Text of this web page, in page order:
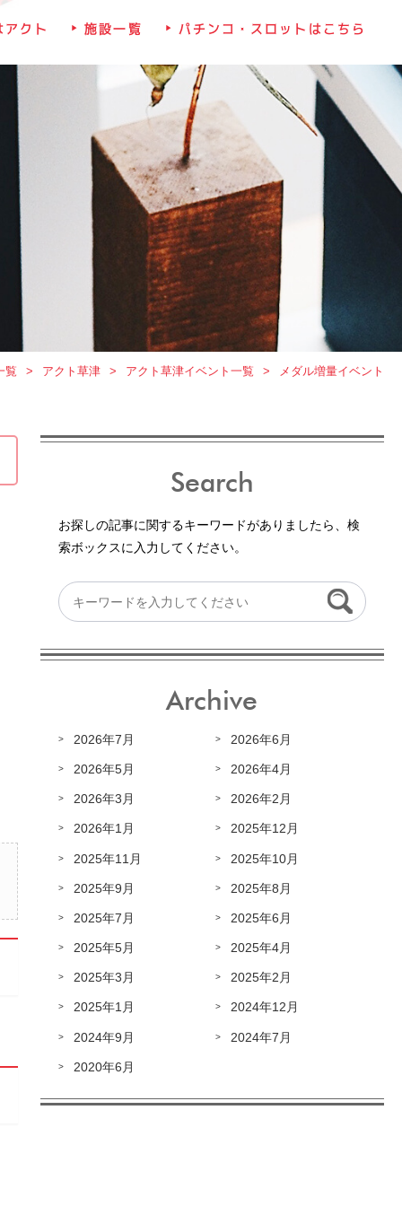
アクト 施設一覧 パチンコ・スロットはこちら
覧 アクト草津 アクト草津イベント一覧 メダル増量イベント
Search
お探しの記事に関するキーワードがありましたら、検
索ボックスに入力してください。
Archive
2026年7月 2026年6月
2026年5月 2026年4月
2026年3月 2026年2月
2026年1月 2025年12月
2025年11月 2025年10月
2025年9月 2025年8月
2025年7月 2025年6月
2025年5月 2025年4月
2025年3月 2025年2月
2025年1月 2024年12月
2024年9月 2024年7月
2020年6月